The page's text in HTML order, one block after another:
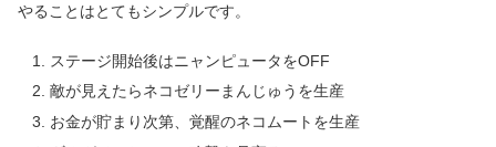
やることはとてもシンプルです。
ステージ開始後はニャンピュータをOFF
敵が見えたらネコゼリーまんじゅうを生産
お金が貯まり次第、覚醒のネコムートを生産